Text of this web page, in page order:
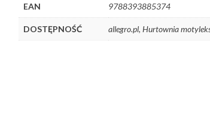
EAN 9788393885374
DOSTĘPNOŚĆ allegro.pl, Hurtownia